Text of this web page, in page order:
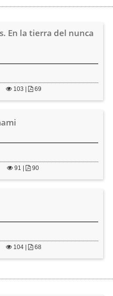
En la tierra del nunca
103 | 69
91 | 90
104 | 68